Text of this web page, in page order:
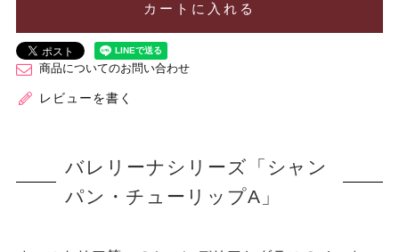
カートに入れる
商品についてのお問い合わせ
レビューを書く
バレリーナシリーズ「シャン
パン・チューリップA」